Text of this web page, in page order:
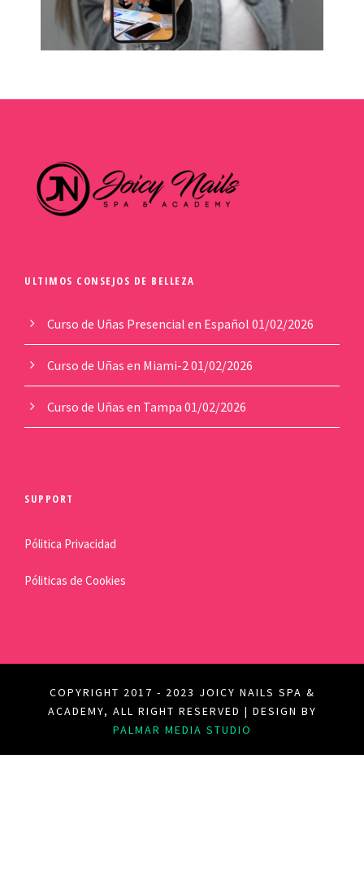
ULTIMOS CONSEJOS DE BELLEZA
Curso de Uñas Presencial en Español 01/02/2026
Curso de Uñas en Miami-2 01/02/2026
Curso de Uñas en Tampa 01/02/2026
SUPPORT
Pólitica Privacidad
Póliticas de Cookies
COPYRIGHT 2017 - 2023 JOICY NAILS SPA &
ACADEMY, ALL RIGHT RESERVED | DESIGN BY
PALMAR MEDIA STUDIO